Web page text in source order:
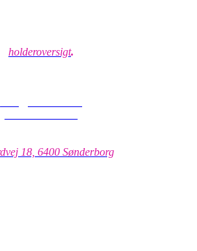
holderoversigt.
18, 6400 Sønderborg